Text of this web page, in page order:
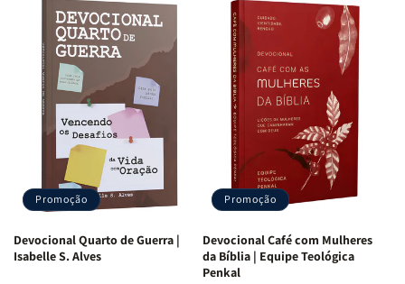
Promoção
Devocional Quarto de Guerra |
Isabelle S. Alves
Promoção
Devocional Café com Mulheres
da Bíblia | Equipe Teológica
Penkal